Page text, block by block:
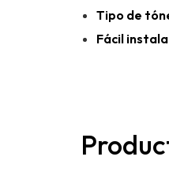
Tipo de
Fácil